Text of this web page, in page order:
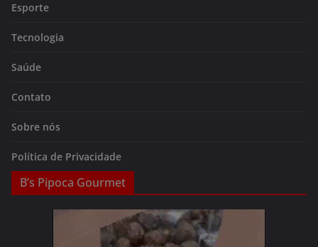
Esporte
Tecnologia
Saúde
Contato
Sobre nós
Política de Privacidade
B’s Pipoca Gourmet